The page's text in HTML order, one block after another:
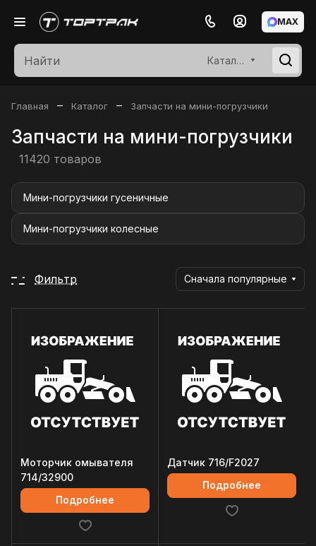
Каталог
MAX
Главная – Каталог – Запчасти на мини-погрузчики
Запчасти на мини-погрузчики
11420 товаров
Мини-погрузчики гусеничные
Мини-погрузчики колесные
Фильтр Сначала популярные
Моторчик омывателя
714/32900
Подробнее
Датчик 716/F2027
Подробнее